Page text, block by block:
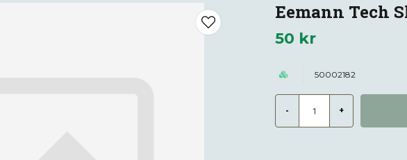
Eemann Tech
50 kr
50002182
- +